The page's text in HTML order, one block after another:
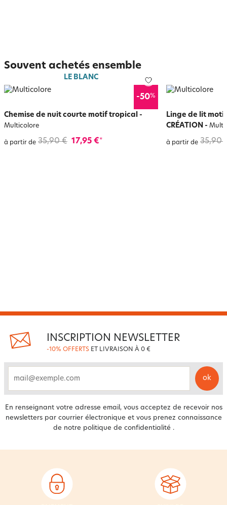
Souvent achetés ensemble
LE BLANC
-50%
Chemise de nuit courte motif tropical -
Multicolore
à partir de 35,90 € 17,95 €*
Linge de lit motif
CRÉATION -
à partir de 35,90
INSCRIPTION NEWSLETTER
-10% OFFERTS ET LIVRAISON À 0 €
email
ok
En renseignant votre adresse email, vous acceptez de recevoir nos
newsletters par courrier électronique et vous prenez connaissance
de notre politique de confidentialité .